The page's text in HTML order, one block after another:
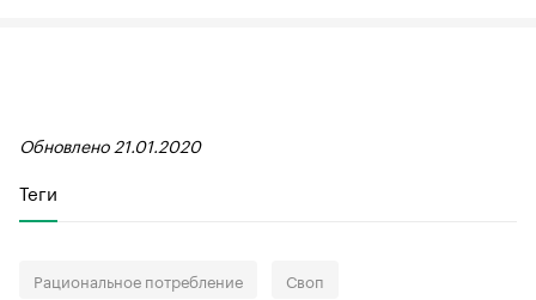
Обновлено 21.01.2020
Теги
Рациональное потребление Своп